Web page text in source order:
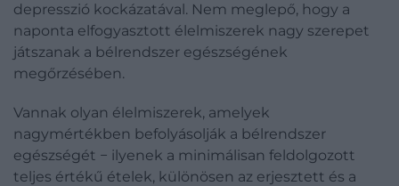
depresszió kockázatával. Nem meglepő, hogy a
naponta elfogyasztott élelmiszerek nagy szerepet
játszanak a bélrendszer egészségének
megőrzésében.
Vannak olyan élelmiszerek, amelyek
nagymértékben befolyásolják a bélrendszer
egészségét − ilyenek a minimálisan feldolgozott
teljes értékű ételek, különösen az erjesztett és a